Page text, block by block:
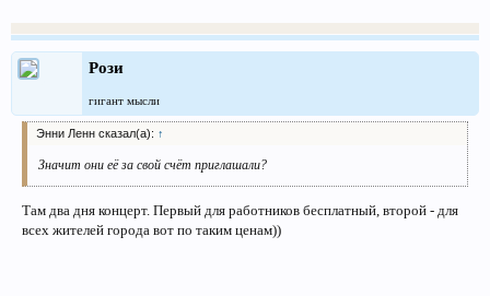
Рози
гигант мысли
Энни Ленн сказал(а): ↑
Значит они её за свой счёт приглашали?
Там два дня концерт. Первый для работников бесплатный, второй - для
всех жителей города вот по таким ценам))